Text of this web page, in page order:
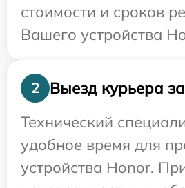
стоимости и сроков
Вашего устройства
2
Выезд курьера
Технический
удобное время для
устройства Honor.